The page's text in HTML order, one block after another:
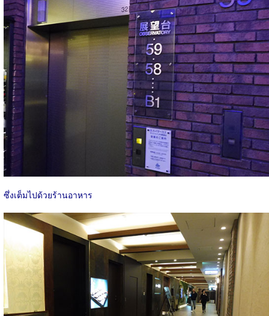
ซึ่งเต็มไปด้วยร้านอาหาร